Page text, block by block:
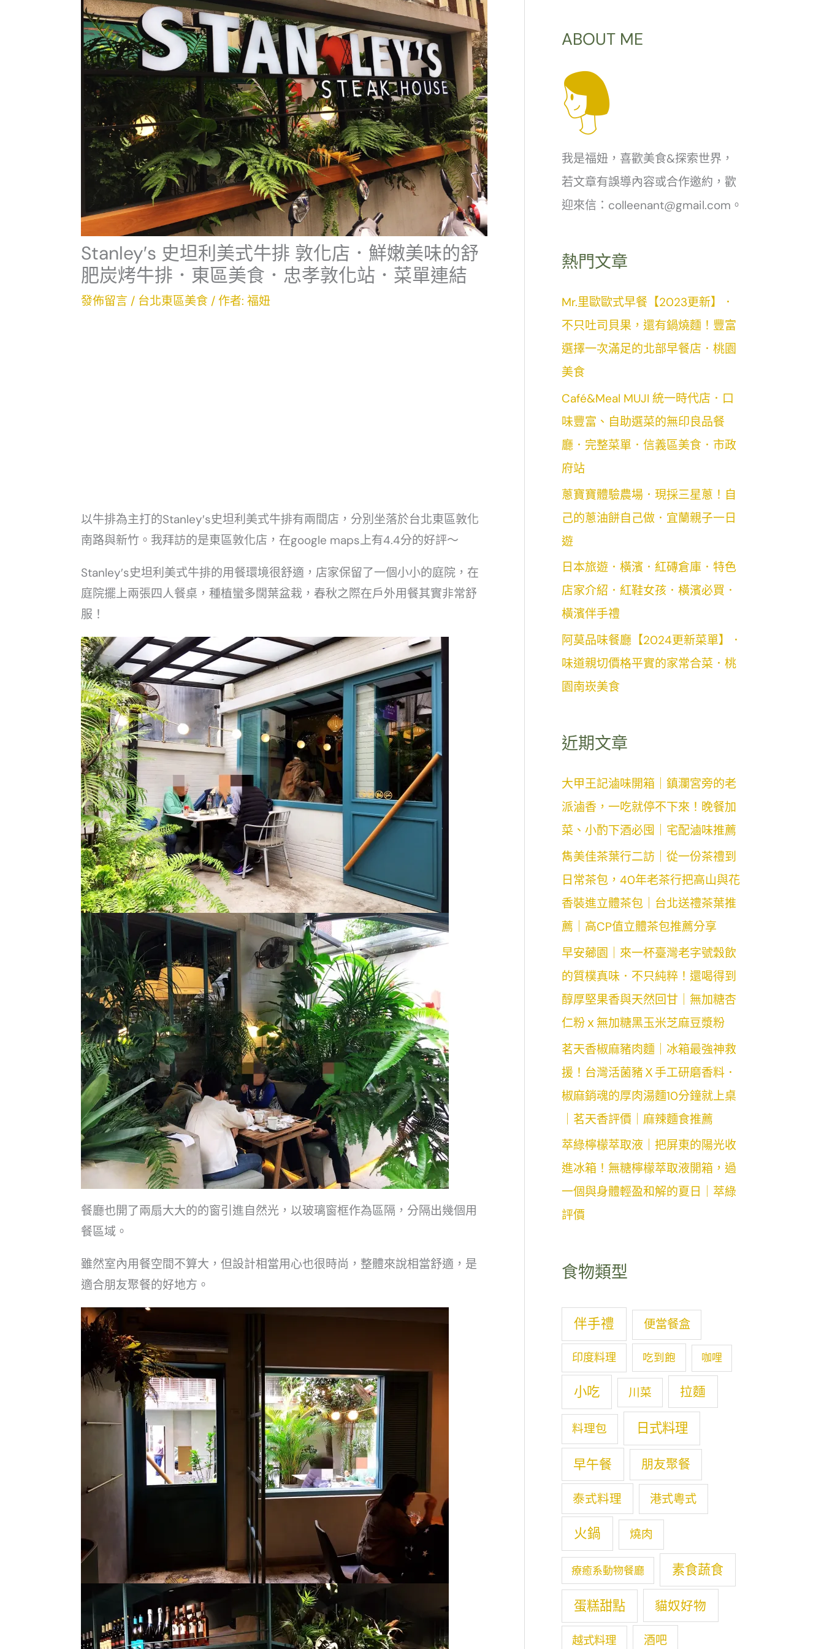
Stanley′s 史坦利美式牛排 敦化店．鮮嫩美味的舒
肥炭烤牛排．東區美食．忠孝敦化站．菜單連結
發佈留言 / 台北東區美食 / 作者: 福妞
以牛排為主打的Stanley′s史坦利美式牛排有兩間店，分別坐落於台北東區敦化
南路與新竹。我拜訪的是東區敦化店，在google maps上有4.4分的好評～
Stanley′s史坦利美式牛排的用餐環境很舒適，店家保留了一個小小的庭院，在
庭院擺上兩張四人餐桌，種植蠻多闊葉盆栽，春秋之際在戶外用餐其實非常舒
服！
餐廳也開了兩扇大大的的窗引進自然光，以玻璃窗框作為區隔，分隔出幾個用
餐區域。
雖然室內用餐空間不算大，但設計相當用心也很時尚，整體來說相當舒適，是
適合朋友聚餐的好地方。
ABOUT ME
我是福妞，喜歡美食&探索世界，
若文章有誤導內容或合作邀約，歡
迎來信：colleenant@gmail.com。
熱門文章
Mr.里歐歐式早餐【2023更新】．
不只吐司貝果，還有鍋燒麵！豐富
選擇一次滿足的北部早餐店．桃園
美食
Café&Meal MUJI 統一時代店．口
味豐富、自助選菜的無印良品餐
廳．完整菜單．信義區美食．市政
府站
蔥寶寶體驗農場．現採三星蔥！自
己的蔥油餅自己做．宜蘭親子一日
遊
日本旅遊．橫濱．紅磚倉庫．特色
店家介紹．紅鞋女孩．橫濱必買．
橫濱伴手禮
阿莫品味餐廳【2024更新菜單】．
味道親切價格平實的家常合菜．桃
園南崁美食
近期文章
大甲王記滷味開箱｜鎮瀾宮旁的老
派滷香，一吃就停不下來！晚餐加
菜、小酌下酒必囤｜宅配滷味推薦
雋美佳茶葉行二訪｜從一份茶禮到
日常茶包，40年老茶行把高山與花
香裝進立體茶包｜台北送禮茶葉推
薦｜高CP值立體茶包推薦分享
早安薌園｜來一杯臺灣老字號穀飲
的質樸真味．不只純粹！還喝得到
醇厚堅果香與天然回甘｜無加糖杏
仁粉ｘ無加糖黑玉米芝麻豆漿粉
茗天香椒麻豬肉麵｜冰箱最強神救
援！台灣活菌豬Ｘ手工研磨香料．
椒麻銷魂的厚肉湯麵10分鐘就上桌
｜茗天香評價｜麻辣麵食推薦
萃綠檸檬萃取液｜把屏東的陽光收
進冰箱！無糖檸檬萃取液開箱，過
一個與身體輕盈和解的夏日｜萃綠
評價
食物類型
伴手禮 便當餐盒
印度料理 吃到飽 咖哩
小吃 川菜 拉麵
料理包 日式料理
早午餐 朋友聚餐
泰式料理 港式粵式
火鍋 燒肉
療癒系動物餐廳 素食蔬食
蛋糕甜點 貓奴好物
越式料理 酒吧